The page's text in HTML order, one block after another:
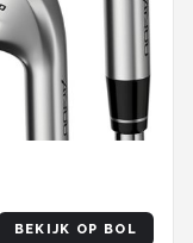
BEKIJK OP BOL